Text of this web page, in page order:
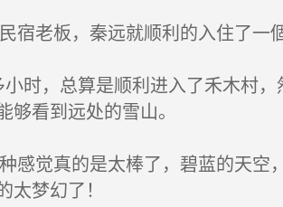
宿老板，秦远就顺利的入住了一
时，总算是顺利进入了禾木村
够看到远处的雪山。
感觉真的是太棒了，碧蓝的天空
太梦幻了！